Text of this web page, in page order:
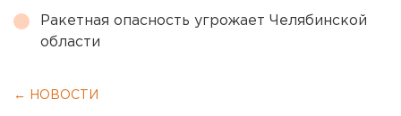
Ракетная опасность угрожает Челябинской
области
← НОВОСТИ